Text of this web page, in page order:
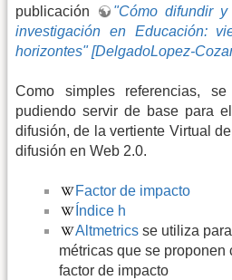
publicación
"Cómo difundir
investigación en Educación:
horizontes" [DelgadoLopez-
Como simples referencias,
pudiendo servir de base para
difusión, de la vertiente Virtual
difusión en Web 2.0.
Factor de impacto
Índice h
Altmetrics se utiliza
métricas que se proponen
factor de impacto